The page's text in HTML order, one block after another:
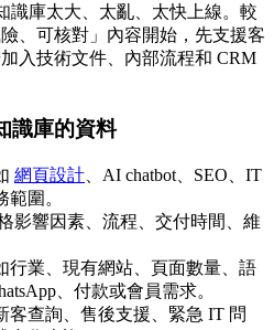
識庫太大、太亂、太快上線。較
、可核對」內容開始，先支援客
入技術文件、內部流程和 CRM
識庫的資料
網頁設計 、AI chatbot、SEO、IT
圍。
影響因素、流程、交付時間、維
行業、現有網站、頁面數量、語
、付款或會員需求。
客查詢、售後支援、緊急 IT 問